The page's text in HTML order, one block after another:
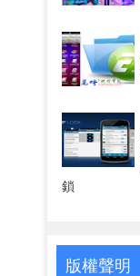
鎖
版權聲明